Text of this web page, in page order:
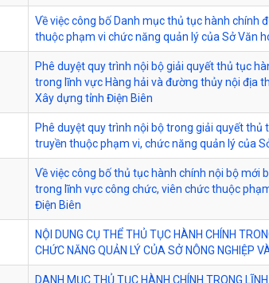
Về việc công bố Danh mục thủ tục hành chính
thuộc phạm vi chức năng quản lý của Sở Văn
Phê duyệt quy trình nội bộ giải quyết thủ tục
trong lĩnh vực Hàng hải và đường thủy nội địa
Xây dựng tỉnh Điện Biên
Phê duyệt quy trình nội bộ trong giải quyết thủ
truyền thuộc phạm vi, chức năng quản lý của
Về việc công bố thủ tục hành chính nội bộ mới
trong lĩnh vực công chức, viên chức thuộc
Điện Biên
NỘI DUNG CỤ THỂ THỦ TỤC HÀNH CHÍNH
CHỨC NĂNG QUẢN LÝ CỦA SỞ NÔNG NGHIỆP
DANH MỤC THỦ TỤC HÀNH CHÍNH TRONG